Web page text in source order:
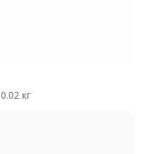
0.02 кг